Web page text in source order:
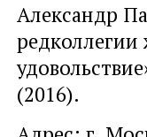
Александр
редколлегии
(2016).